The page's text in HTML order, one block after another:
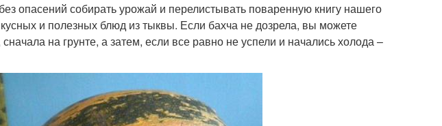
опасений собирать урожай и перелистывать поваренную книгу нашего
и полезных блюд из тыквы. Если бахча не дозрела, вы можете
на грунте, а затем, если все равно не успели и начались холода –